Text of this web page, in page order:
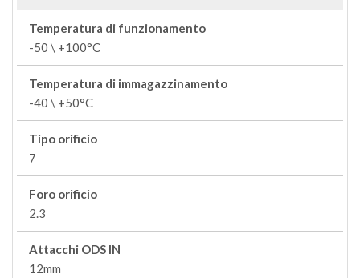
Temperatura di funzionamento
-50 \ +100°C
Temperatura di immagazzinamento
-40 \ +50°C
Tipo orificio
7
Foro orificio
2.3
Attacchi ODS IN
12mm